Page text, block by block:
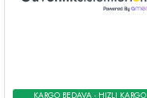
KARGO BEDAVA - HIZLI KARGO